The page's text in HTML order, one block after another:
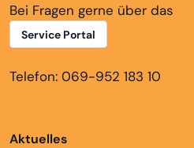
Bei Fragen gerne über das
Service Portal
Telefon: 069-952 183 10
Aktuelles